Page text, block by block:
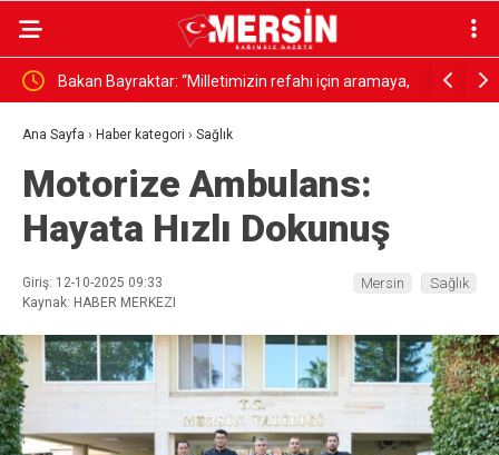
Bakan Bayraktar: “Milletimizin refahı için aramaya,
keşfetmeye ve üretmeye devam edeceğiz”
”En
Ana Sayfa › Haber kategori › Sağlık
Motorize Ambulans:
Hayata Hızlı Dokunuş
Giriş: 12-10-2025 09:33
Kaynak: HABER MERKEZI
Mersin Sağlık